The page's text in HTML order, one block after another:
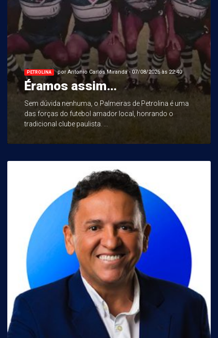
PETROLINA por Antonio Carlos Miranda - 07/08/2026 às 22:40
Éramos assim…
Sem dúvida nenhuma, o Palmeiras de Petrolina é uma
das forças do futebol amador local, honrando o
tradicional clube paulista. ...